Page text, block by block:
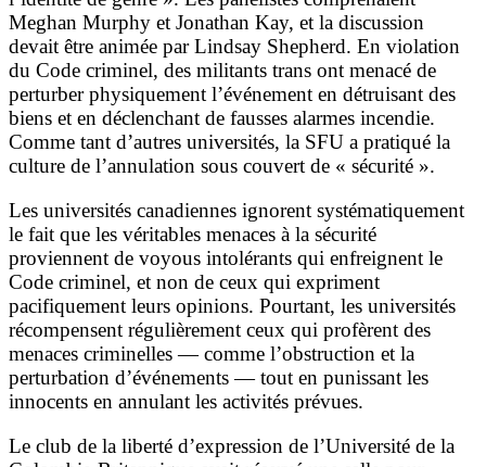
Meghan Murphy et Jonathan Kay, et la discussion
devait être animée par Lindsay Shepherd. En violation
du Code criminel, des militants trans ont menacé de
perturber physiquement l’événement en détruisant des
biens et en déclenchant de fausses alarmes incendie.
Comme tant d’autres universités, la SFU a pratiqué la
culture de l’annulation sous couvert de « sécurité ».
Les universités canadiennes ignorent systématiquement
le fait que les véritables menaces à la sécurité
proviennent de voyous intolérants qui enfreignent le
Code criminel, et non de ceux qui expriment
pacifiquement leurs opinions. Pourtant, les universités
récompensent régulièrement ceux qui profèrent des
menaces criminelles — comme l’obstruction et la
perturbation d’événements — tout en punissant les
innocents en annulant les activités prévues.
Le club de la liberté d’expression de l’Université de la